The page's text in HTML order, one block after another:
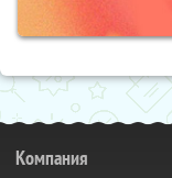
Компания